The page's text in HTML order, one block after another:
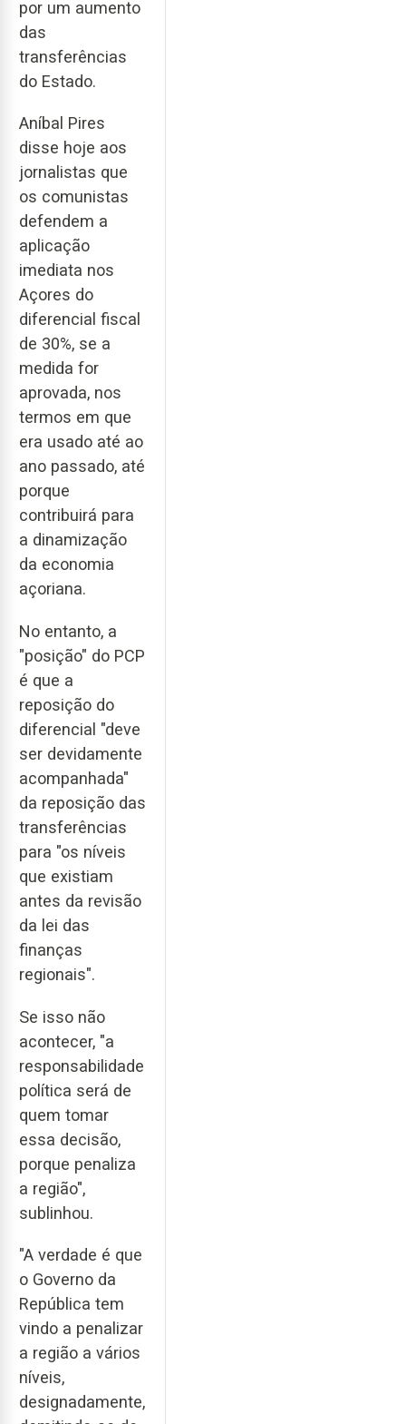
por um aumento
das
transferências
do Estado.
Aníbal Pires
disse hoje aos
jornalistas que
os comunistas
defendem a
aplicação
imediata nos
Açores do
diferencial fiscal
de 30%, se a
medida for
aprovada, nos
termos em que
era usado até ao
ano passado, até
porque
contribuirá para
a dinamização
da economia
açoriana.
No entanto, a
"posição" do PCP
é que a
reposição do
diferencial "deve
ser devidamente
acompanhada"
da reposição das
transferências
para "os níveis
que existiam
antes da revisão
da lei das
finanças
regionais".
Se isso não
acontecer, "a
responsabilidade
política será de
quem tomar
essa decisão,
porque penaliza
a região",
sublinhou.
"A verdade é que
o Governo da
República tem
vindo a penalizar
a região a vários
níveis,
designadamente,